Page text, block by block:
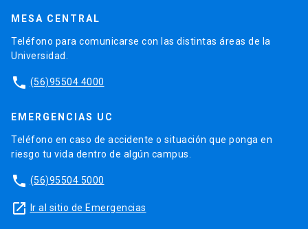
MESA CENTRAL
Teléfono para comunicarse con las distintas áreas de la
Universidad.
phone (56)95504 4000
EMERGENCIAS UC
Teléfono en caso de accidente o situación que ponga en
riesgo tu vida dentro de algún campus.
phone (56)95504 5000
launch Ir al sitio de Emergencias